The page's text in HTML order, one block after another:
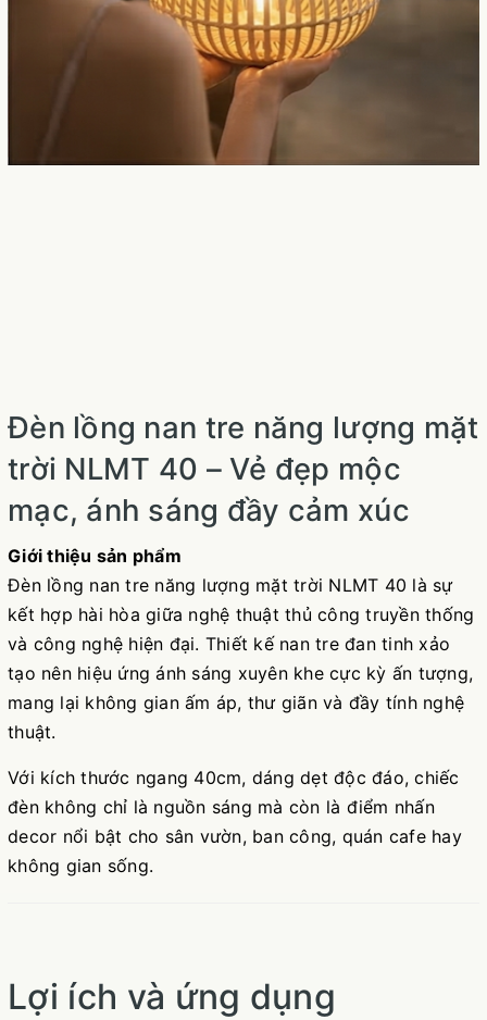
Đèn lồng nan tre năng lượng mặt
trời NLMT 40 – Vẻ đẹp mộc
mạc, ánh sáng đầy cảm xúc
Giới thiệu sản phẩm
Đèn lồng nan tre năng lượng mặt trời NLMT 40 là sự
kết hợp hài hòa giữa nghệ thuật thủ công truyền thống
và công nghệ hiện đại. Thiết kế nan tre đan tinh xảo
tạo nên hiệu ứng ánh sáng xuyên khe cực kỳ ấn tượng,
mang lại không gian ấm áp, thư giãn và đầy tính nghệ
thuật.
Với kích thước ngang 40cm, dáng dẹt độc đáo, chiếc
đèn không chỉ là nguồn sáng mà còn là điểm nhấn
decor nổi bật cho sân vườn, ban công, quán cafe hay
không gian sống.
Lợi ích và ứng dụng